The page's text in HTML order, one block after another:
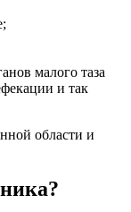
малого таза
и так
области и